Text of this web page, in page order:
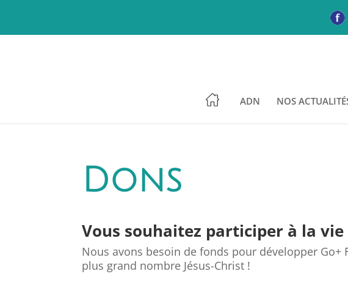
ADN NOS
Dons
Vous souhaitez participer à la vie
Nous avons besoin de fonds pour développer Go+
plus grand nombre Jésus-Christ !